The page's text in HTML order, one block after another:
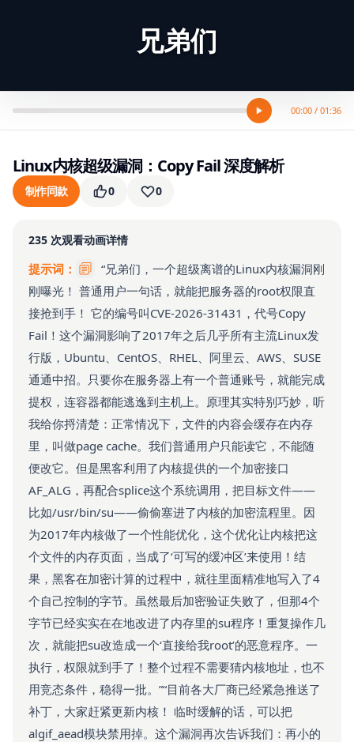
兄弟们
00:00 / 01:36
Linux内核超级漏洞：Copy Fail 深度解析
制作同款 0 0
235 次观看动画详情
提示词：
“兄弟们，一个超级离谱的Linux内核漏洞刚
刚曝光！ 普通用户一句话，就能把服务器的root权限直
接抢到手！ 它的编号叫CVE-2026-31431，代号Copy
Fail！这个漏洞影响了2017年之后几乎所有主流Linux发
行版，Ubuntu、CentOS、RHEL、阿里云、AWS、SUSE
通通中招。只要你在服务器上有一个普通账号，就能完成
提权，连容器都能逃逸到主机上。原理其实特别巧妙，听
我给你捋清楚：正常情况下，文件的内容会缓存在内存
里，叫做page cache。我们普通用户只能读它，不能随
便改它。但是黑客利用了内核提供的一个加密接口
AF_ALG，再配合splice这个系统调用，把目标文件——
比如/usr/bin/su——偷偷塞进了内核的加密流程里。因
为2017年内核做了一个性能优化，这个优化让内核把这
个文件的内存页面，当成了‘可写的缓冲区’来使用！结
果，黑客在加密计算的过程中，就往里面精准地写入了4
个自己控制的字节。虽然最后加密验证失败了，但那4个
字节已经实实在在地改进了内存里的su程序！重复操作几
次，就能把su改造成一个‘直接给我root’的恶意程序。一
执行，权限就到手了！整个过程不需要猜内核地址，也不
用竞态条件，稳得一批。”“目前各大厂商已经紧急推送了
补丁，大家赶紧更新内核！ 临时缓解的话，可以把
algif_aead模块禁用掉。这个漏洞再次告诉我们：再小的